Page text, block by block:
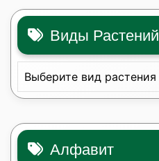
Виды Растений
Алфавит